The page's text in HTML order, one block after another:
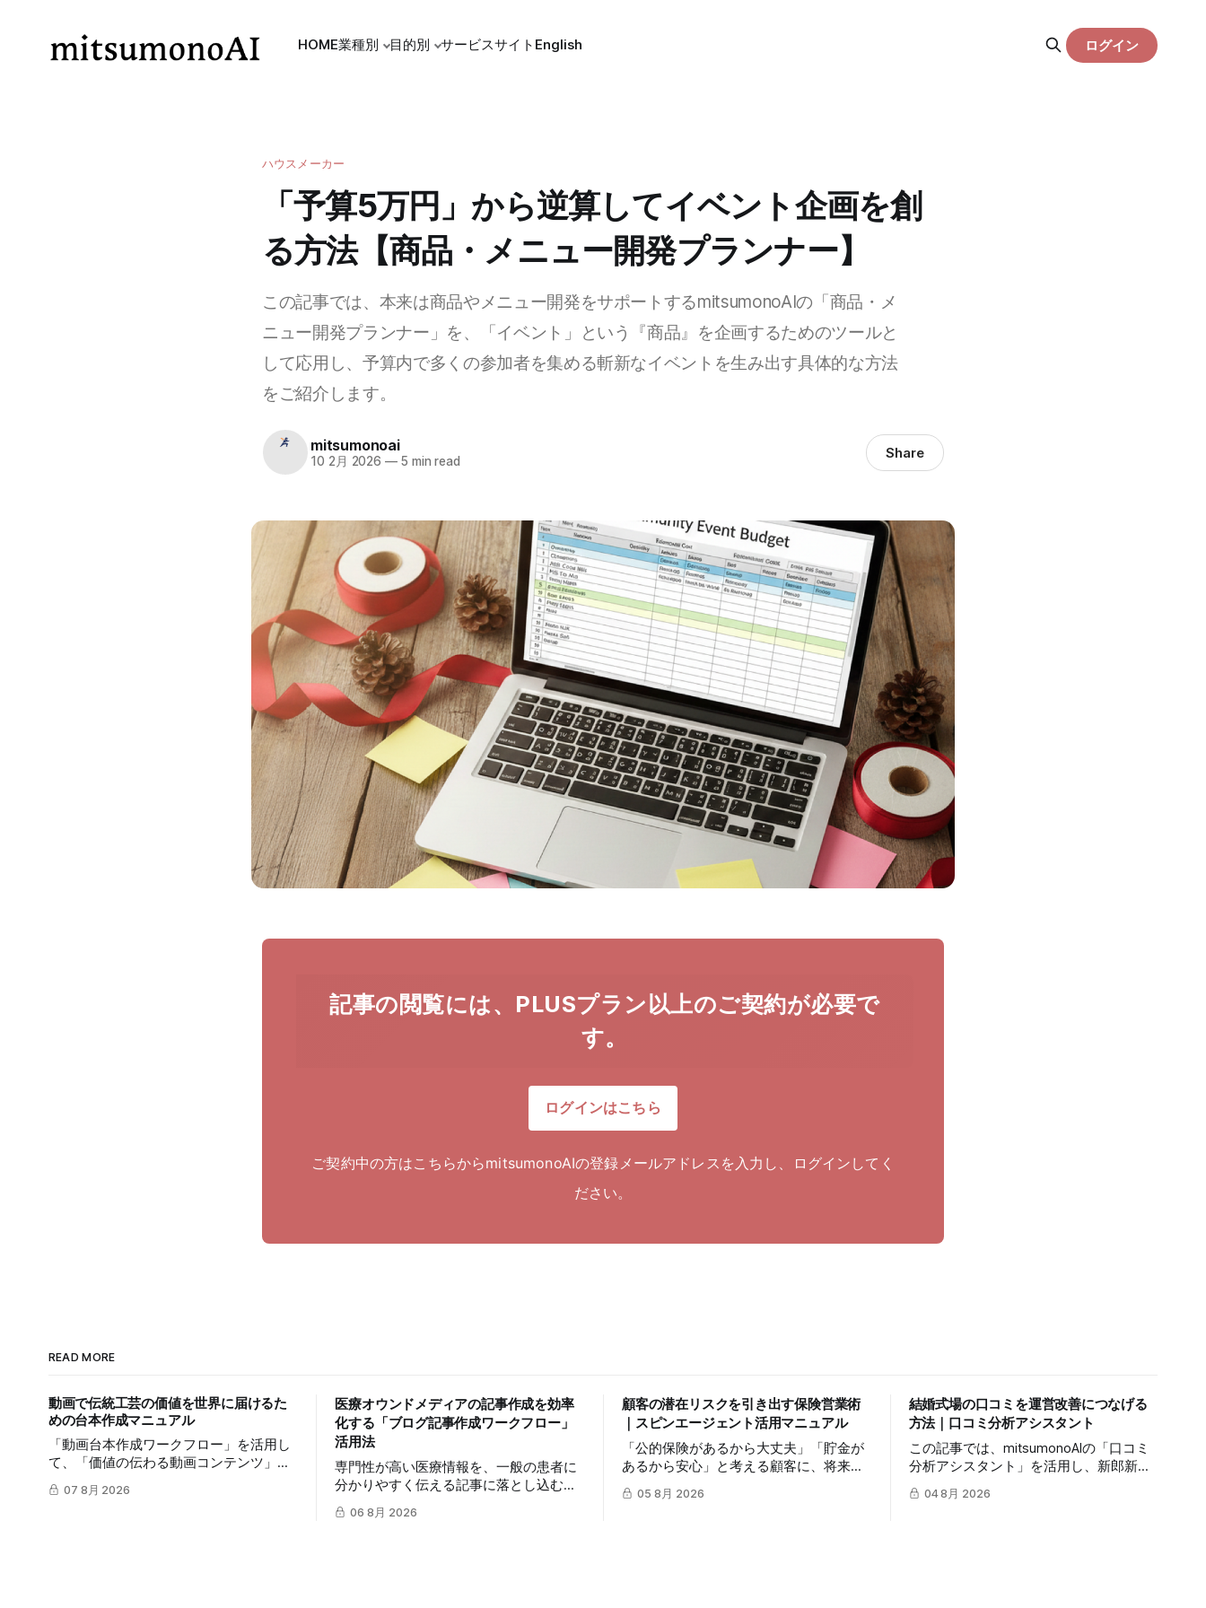
HOME業種別 目的別 サービスサイト English ログイン
ハウスメーカー
「予算5万円」から逆算してイベント企画を創
る方法【商品・メニュー開発プランナー】
この記事では、本来は商品やメニュー開発をサポートするmitsumonoAIの「商品・メ
ニュー開発プランナー」を、「イベント」という『商品』を企画するためのツールと
して応用し、予算内で多くの参加者を集める斬新なイベントを生み出す具体的な方法
をご紹介します。
mitsumonoai
10 2月 2026 — 5 min read Share
記事の閲覧には、PLUSプラン以上のご契約が必要で
す。
ログインはこちら
ご契約中の方はこちらからmitsumonoAIの登録メールアドレスを入力し、ログインしてく
ださい。
READ MORE
動画で伝統工芸の価値を世界に届けるた
めの台本作成マニュアル
「動画台本作成ワークフロー」を活用し
て、「価値の伝わる動画コンテンツ」を
制作する手順を解説します。TikTokや
Instagramリールを通じた、国内若年層お
07 8月 2026
医療オウンドメディアの記事作成を効率
化する「ブログ記事作成ワークフロー」
活用法
専門性が高い医療情報を、一般の患者に
分かりやすく伝える記事に落とし込むに
は、多くの時間を要します。この記事で
は、mitsumonoAIの「ブログ記事作成ワ
06 8月 2026
顧客の潜在リスクを引き出す保険営業術
｜スピンエージェント活用マニュアル
「公的保険があるから大丈夫」「貯金が
あるから安心」と考える顧客に、将来の
リスクを自分ごととして捉えてもらうの
は簡単ではありません。この記事では、
05 8月 2026
結婚式場の口コミを運営改善につなげる
方法｜口コミ分析アシスタント
この記事では、mitsumonoAIの「口コミ
分析アシスタント」を活用し、新郎新婦
やゲストの生の声から自社の真の価値を
抽出し、来館予約率（CVR）を向上させ
04 8月 2026